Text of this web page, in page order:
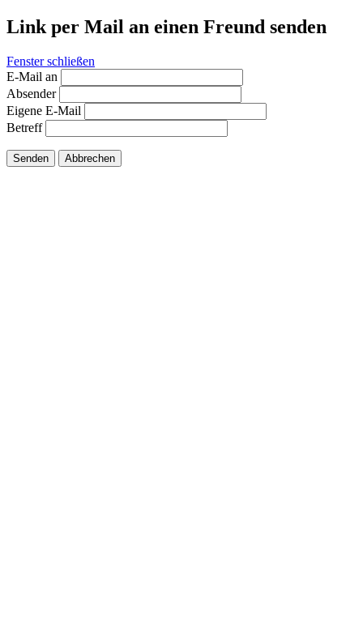
Link per Mail an einen Freund senden
Fenster schließen
E-Mail an
Absender
Eigene E-Mail
Betreff
Senden Abbrechen